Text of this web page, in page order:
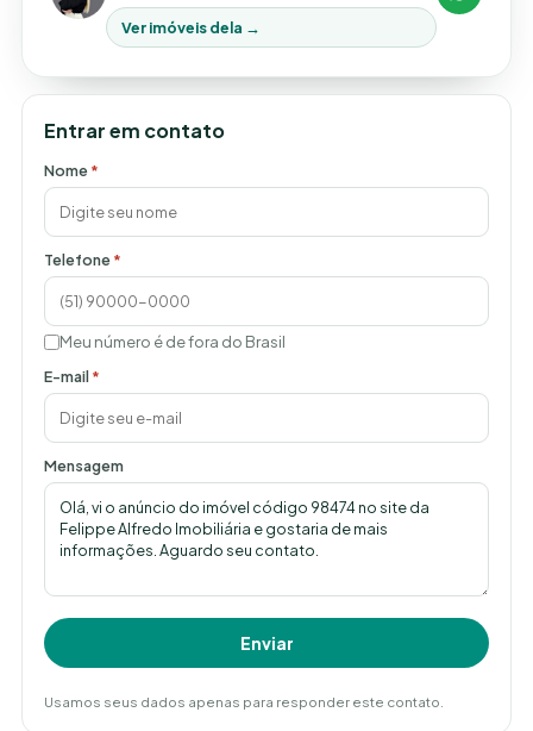
Ver imóveis dela →
Entrar em contato
Nome*
Telefone*
Meu número é de fora do Brasil
E-mail*
Mensagem
Enviar
Usamos seus dados apenas para responder este contato.